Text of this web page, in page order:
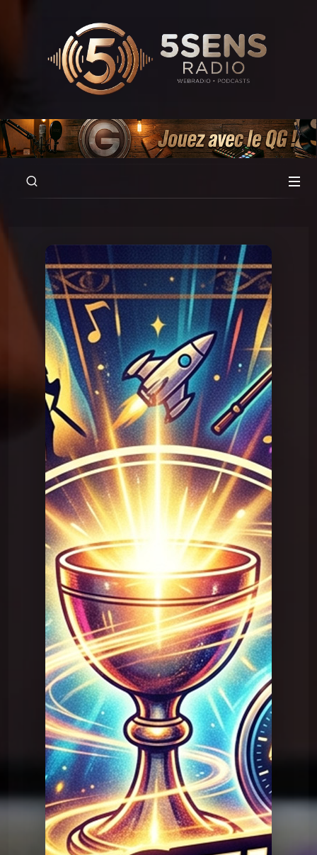
00:00
Question Graal
Graal V2 - 82 film
Question Graal Graal V2 - 82 film
Question Graal Graal V2 - 99 musique
Question Graal Graal V2 - 98 musique
Question Graal Graal V2 - 97 musique
Question Graal Graal V2 - 96 musique
Question Graal Graal V2 - 95 musique
Question Graal Graal V2 - 94 musique
Question Graal Graal V2 - 93 musique